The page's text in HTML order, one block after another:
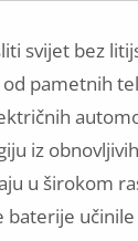
svijet bez
od pametnih
iz
u širokom
baterije